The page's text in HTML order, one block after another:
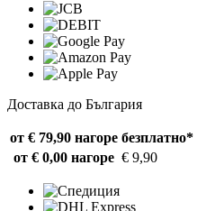
Доставка до България
от € 79,90 нагоре безплатно*
от € 0,00 нагоре € 9,90